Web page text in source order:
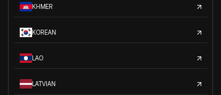
KHMER
KOREAN
LAO
LATVIAN